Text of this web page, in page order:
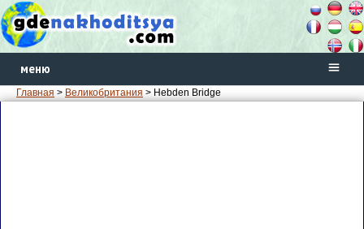
меню
Главная > Великобритания > Hebden Bridge